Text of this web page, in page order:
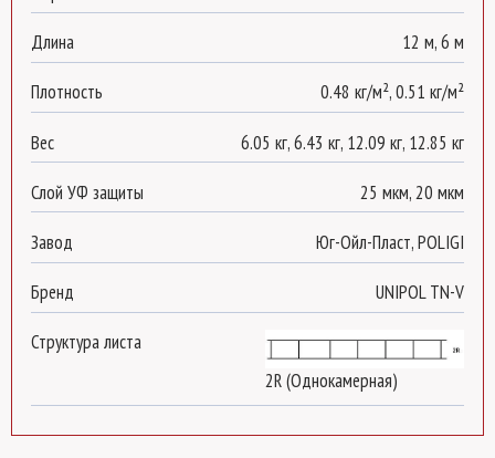
Длина 12 м, 6 м
Плотность 0.48 кг/м², 0.51 кг/м²
Вес 6.05 кг, 6.43 кг, 12.09 кг, 12.85 кг
Слой УФ защиты 25 мкм, 20 мкм
Завод Юг-Ойл-Пласт, POLIGI
Бренд UNIPOL TN-V
Структура листа
2R (Однокамерная)